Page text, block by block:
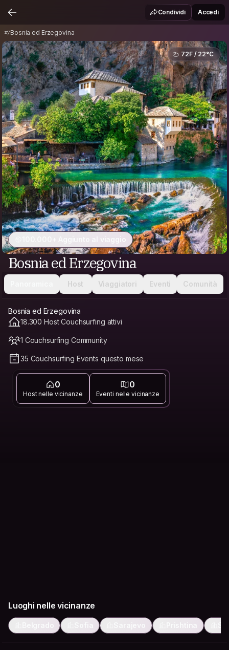
Condividi Accedi
Bosnia ed Erzegovina
72F / 22°C
100.000+ Aggiunto al viaggio
Bosnia ed Erzegovina
Host Viaggiatori Eventi Comunità
Bosnia ed Erzegovina
18.300 Host Couchsurfing attivi
1 Couchsurfing Community
35 Couchsurfing Events questo mese
0
Host nelle vicinanze
0
Eventi nelle vicinanze
Luoghi nelle vicinanze
Belgrado Sofia Sarajevo Prishtina